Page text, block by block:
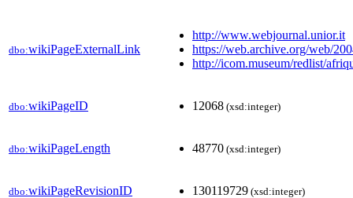
dbo:wikiPageExternalLink
http://www.webjournal.unior.it
https://web.archive.org/web/
http://icom.museum/redlist/
dbo:wikiPageID 12068 (xsd:integer)
dbo:wikiPageLength 48770 (xsd:integer)
dbo:wikiPageRevisionID 130119729 (xsd:integer)